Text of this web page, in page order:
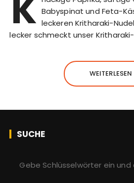
Babyspinat und Feta-
leckeren Kritharaki-
lecker schmeckt unser
WEITERLESEN
SUCHE